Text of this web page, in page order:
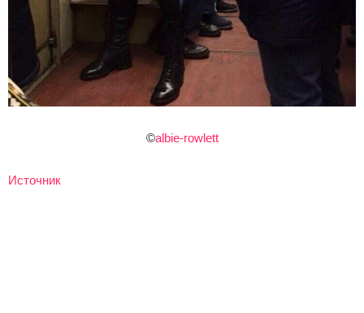
©albie-rowlett
Источник